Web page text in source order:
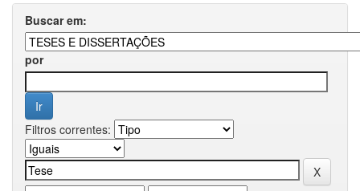
Buscar em:
por
Filtros correntes: